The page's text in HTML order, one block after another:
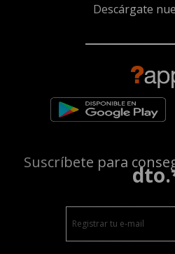
Descárgate
Suscríbete para